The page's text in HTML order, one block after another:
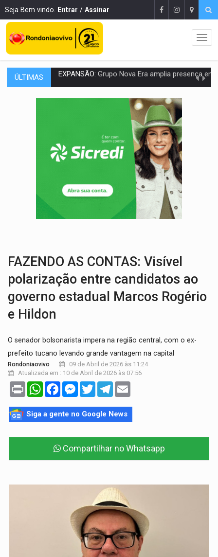
Seja Bem vindo. Entrar / Assinar
ÚLTIMAS ROTA GLOBAL:PCC amplia presença internacional e transforma Brasil em
CONEXÃO RONDONIAOVIVO:Museólogo Antônio Ocampo conduz a história de
EXTENSÃO DE DANOS:Ferroviários pedem ao Iphan recuperação de área
VARIANDO O CARDÁPIO: Veja essa receita de carne assada para o
PREJUÍZO AOS ESTUDANTES:Greve dos professores em PVH é
POSSESSÃO DE DEBORAH LOGAN:Terror mistura mistério e filmagens
TRANSPARÊNCIA: TCE reúne candidatos ao Governo e apresenta
ELAS DECIDEM: Mulheres são maioria e representam 52% do eleitorado de
FAZENDO AS CONTAS: Visível
polarização entre candidatos ao
governo estadual Marcos Rogério
e Hildon
O senador bolsonarista impera na região central, com o ex-
prefeito tucano levando grande vantagem na capital
Rondoniaovivo
09 de Abril de 2026 às 11:24
Atualizada em : 10 de Abril de 2026 às 07:56
Print WhatsAppFacebookMessenger
TwitterTelegram
Siga a gente no Google News
Compartilhar no Whatsapp